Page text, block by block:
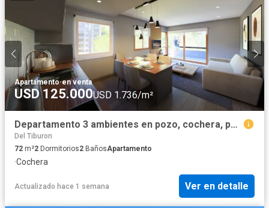
Apartamento·en venta
USD 125.000USD 1.736/m²
Departamento 3 ambientes en pozo, cochera, parrilla. Valeria del mar
Del Tiburon
72 m²2 Dormitorios2 BañosApartamento
·Cochera
Actualizado hace 1 semana Ver en detalle